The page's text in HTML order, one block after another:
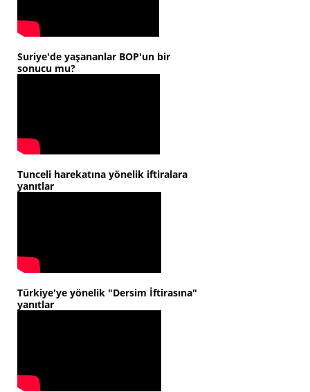
Suriye'de yaşananlar BOP'un bir
sonucu mu?
Tunceli harekatına yönelik iftiralara
yanıtlar
Türkiye'ye yönelik "Dersim İftirasına"
yanıtlar